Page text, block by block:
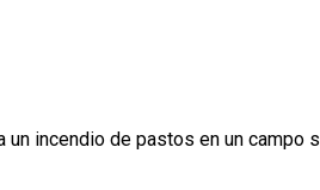
un incendio de pastos en un campo